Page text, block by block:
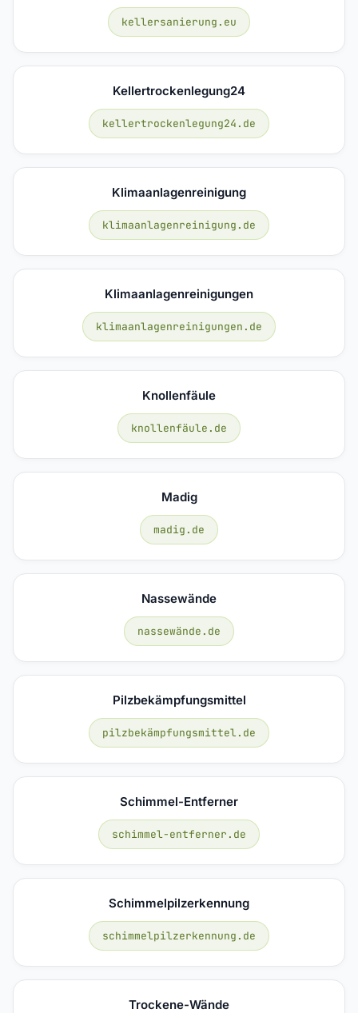
kellersanierung.eu
Kellertrockenlegung24
kellertrockenlegung24.de
Klimaanlagenreinigung
klimaanlagenreinigung.de
Klimaanlagenreinigungen
klimaanlagenreinigungen.de
Knollenfäule
knollenfäule.de
Madig
madig.de
Nassewände
nassewände.de
Pilzbekämpfungsmittel
pilzbekämpfungsmittel.de
Schimmel-Entferner
schimmel-entferner.de
Schimmelpilzerkennung
schimmelpilzerkennung.de
Trockene-Wände